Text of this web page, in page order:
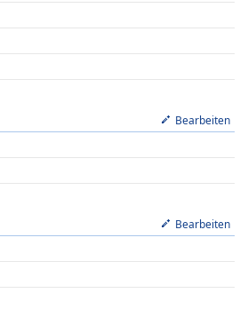
Bearbeiten
Bearbeiten